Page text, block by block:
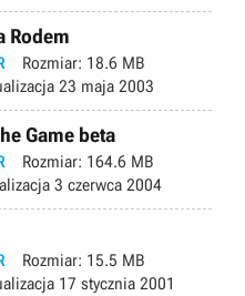
Rodem
Rozmiar: 18.6 MB
23 maja 2003
Game beta
Rozmiar: 164.6 MB
3 czerwca 2004
Rozmiar: 15.5 MB
17 stycznia 2001